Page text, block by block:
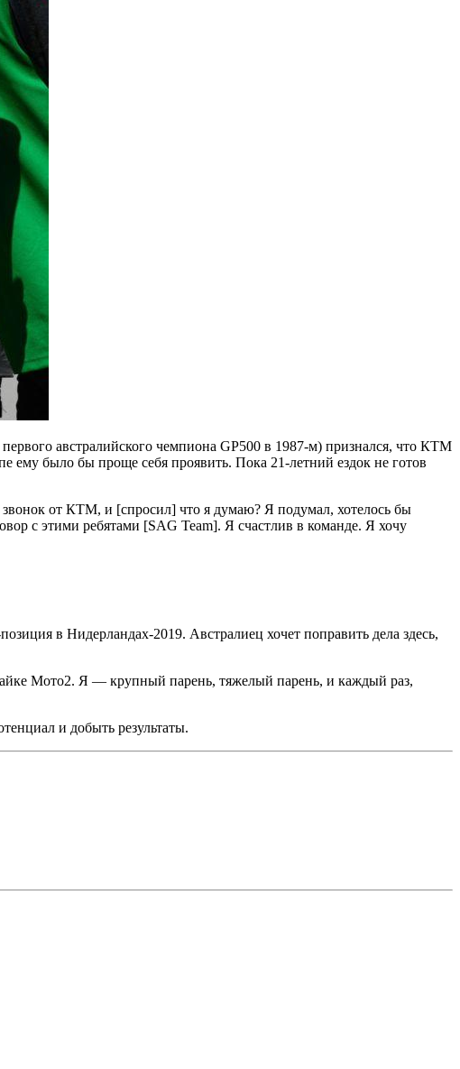
австралийского чемпиона GP500 в 1987-м) признался, что КТМ
ему было бы проще себя проявить. Пока 21-летний ездок не готов
от КТМ, и [спросил] что я думаю? Я подумал, хотелось бы
с этими ребятами [SAG Team]. Я счастлив в команде. Я хочу
в Нидерландах-2019. Австралиец хочет поправить дела здесь,
Мото2. Я — крупный парень, тяжелый парень, и каждый раз,
и добыть результаты.